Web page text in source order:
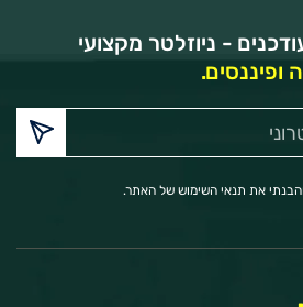
- ניוזלטר מקצועי
ופיננסים.
את תנאי השימוש של האתר.